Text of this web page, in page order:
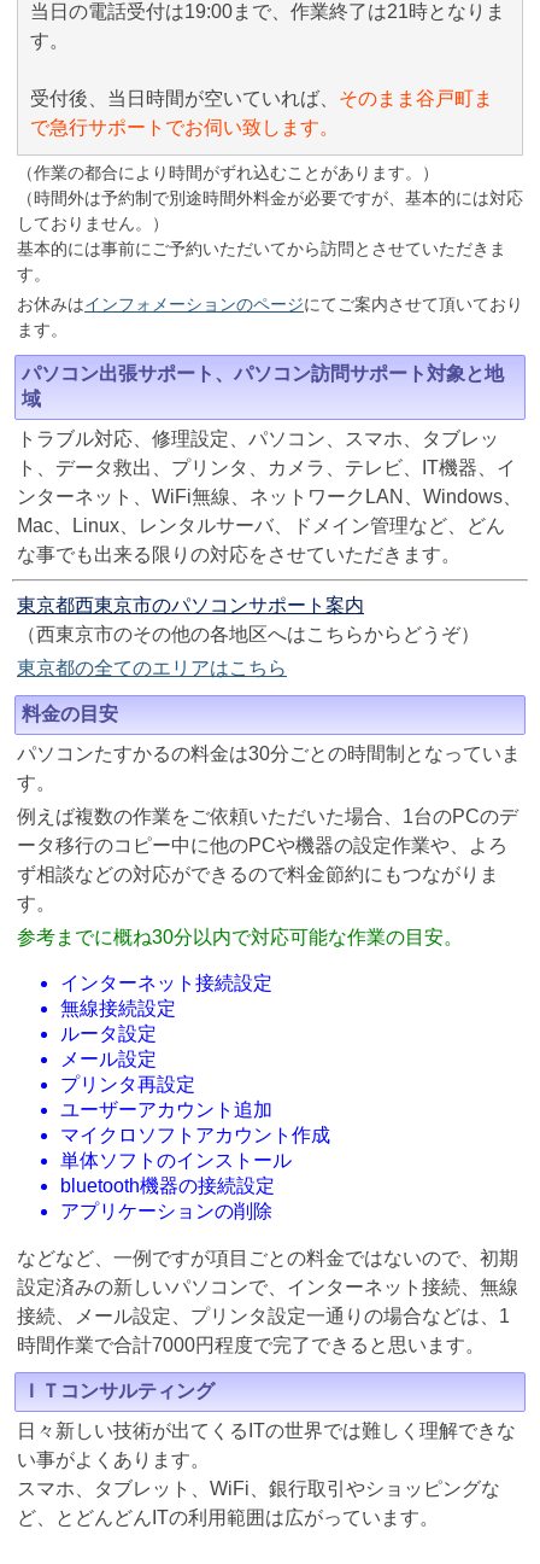
当日の電話受付は19:00まで、作業終了は21時となりま
す。
受付後、当日時間が空いていれば、 そのまま谷戸町ま
で急行サポートでお伺い致します。
（作業の都合により時間がずれ込むことがあります。）
（時間外は予約制で別途時間外料金が必要ですが、基本的には対応
しておりません。）
基本的には事前にご予約いただいてから訪問とさせていただきま
す。
お休みはインフォメーションのページにてご案内させて頂いており
ます。
パソコン出張サポート、パソコン訪問サポート対象と地
域
トラブル対応、修理設定、パソコン、スマホ、タブレッ
ト、データ救出、プリンタ、カメラ、テレビ、IT機器、イ
ンターネット、WiFi無線、ネットワークLAN、Windows、
Mac、Linux、レンタルサーバ、ドメイン管理など、どん
な事でも出来る限りの対応をさせていただきます。
東京都西東京市のパソコンサポート案内
（西東京市のその他の各地区へはこちらからどうぞ）
東京都の全てのエリアはこちら
料金の目安
パソコンたすかるの料金は30分ごとの時間制となっていま
す。
例えば複数の作業をご依頼いただいた場合、1台のPCのデ
ータ移行のコピー中に他のPCや機器の設定作業や、よろ
ず相談などの対応ができるので料金節約にもつながりま
す。
参考までに概ね30分以内で対応可能な作業の目安。
インターネット接続設定
無線接続設定
ルータ設定
メール設定
プリンタ再設定
ユーザーアカウント追加
マイクロソフトアカウント作成
単体ソフトのインストール
bluetooth機器の接続設定
アプリケーションの削除
などなど、一例ですが項目ごとの料金ではないので、初期
設定済みの新しいパソコンで、インターネット接続、無線
接続、メール設定、プリンタ設定一通りの場合などは、1
時間作業で合計7000円程度で完了できると思います。
ＩＴコンサルティング
日々新しい技術が出てくるITの世界では難しく理解できな
い事がよくあります。
スマホ、タブレット、WiFi、銀行取引やショッピングな
ど、とどんどんITの利用範囲は広がっています。